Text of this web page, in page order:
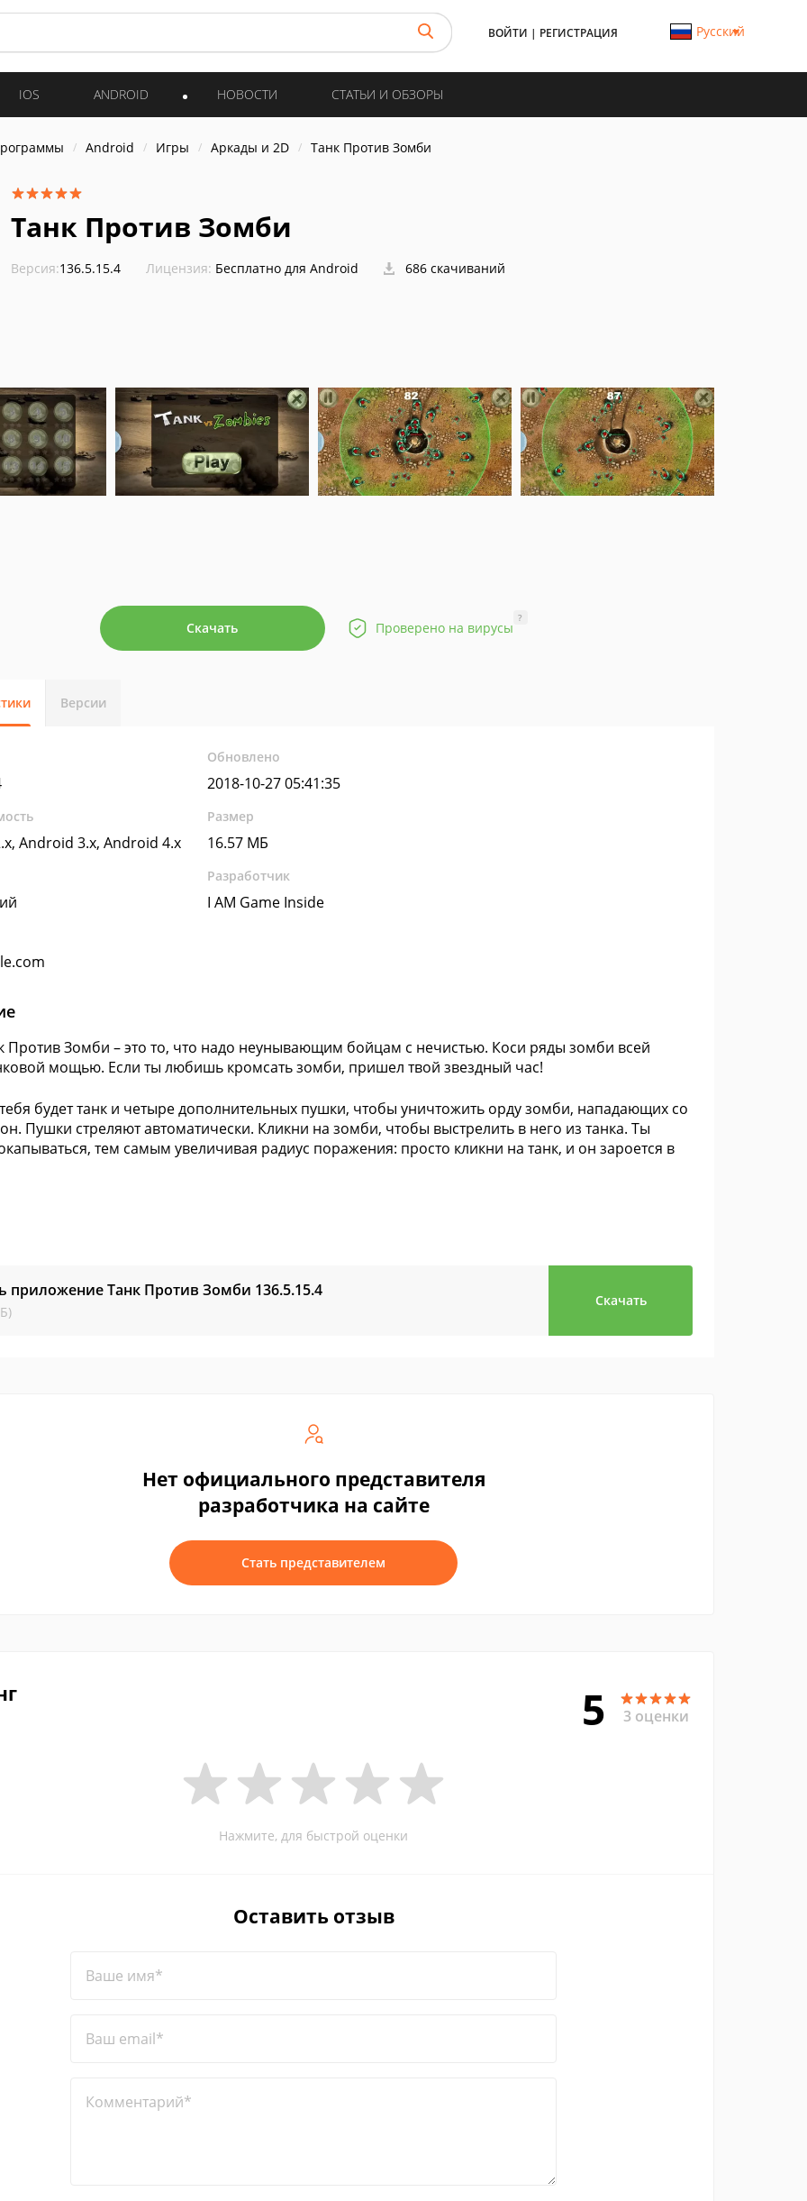
ВОЙТИ | РЕГИСТРАЦИЯ Русский
IOS ANDROID НОВОСТИ СТАТЬИ И ОБЗОРЫ
Android Игры Аркады и 2D Танк Против Зомби
Танк Против Зомби
Версия:136.5.15.4 Лицензия: Бесплатно для Android 686 скачиваний
Скачать Проверено на вирусы
?
Версии
Обновлено
2018-10-27 05:41:35
Android 3.x, Android 4.x
Размер
16.57 МБ
Разработчик
I AM Game Inside
Против Зомби – это то, что надо неунывающим бойцам с нечистью. Коси ряды зомби всей
мощью. Если ты любишь кромсать зомби, пришел твой звездный час!
будет танк и четыре дополнительных пушки, чтобы уничтожить орду зомби, нападающих со
Пушки стреляют автоматически. Кликни на зомби, чтобы выстрелить в него из танка. Ты
тем самым увеличивая радиус поражения: просто кликни на танк, и он зароется в
приложение Танк Против Зомби 136.5.15.4
Скачать
Нет официального представителя
разработчика на сайте
Стать представителем
5 3 оценки
Нажмите, для быстрой оценки
Оставить отзыв
Ваше имя*
Ваш email*
Комментарий*